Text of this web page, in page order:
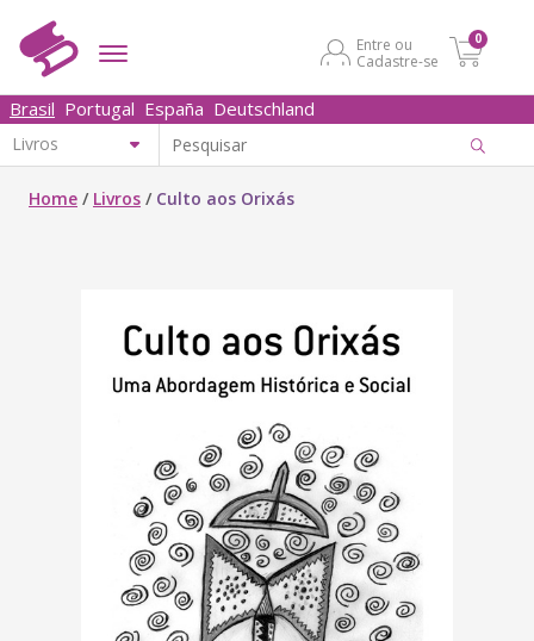
Entre ou
Cadastre-se
0
Brasil Portugal España Deutschland
Home / Livros / Culto aos Orixás